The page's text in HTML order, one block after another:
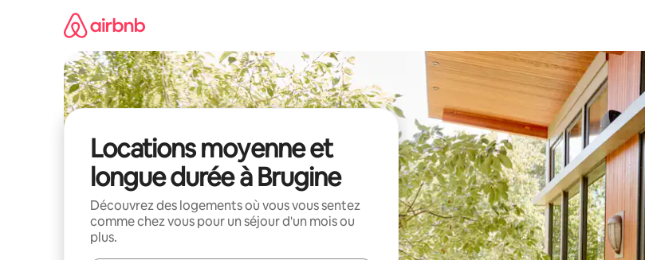
Locations moyenne et
longue durée à Brugine
Découvrez des logements où vous vous sentez
comme chez vous pour un séjour d'un mois ou
plus.